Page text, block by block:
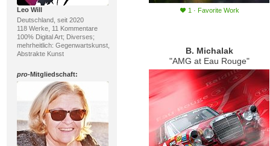
Leo Will
Deutschland, seit 2020
118 Werke, 11 Kommentare
100% Digital Art; Diverses;
mehrheitlich: Gegenwartskunst,
Abstrakte Kunst
pro-Mitgliedschaft:
1 · Favorite Work
B. Michalak
"AMG at Eau Rouge"